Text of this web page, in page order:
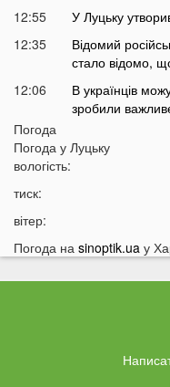
12:55
У Луцьку
12:35
Відомий
стало відомо,
12:06
В українців
зробили
11:34
гранатою
10:33
дронів РФ: що
На війні
вважали
Захід
Погода
Погода у Луцьку
вологість:
тиск:
вітер:
Погода на sinoptik.ua у